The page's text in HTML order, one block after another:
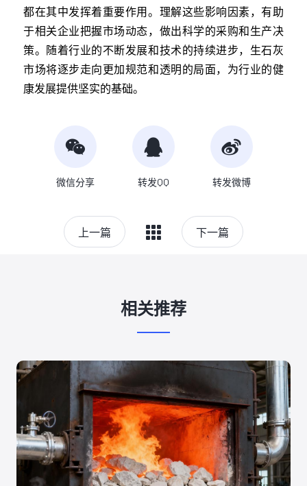
都在其中发挥着重要作用。理解这些影响因素，有助
于相关企业把握市场动态，做出科学的采购和生产决
策。随着行业的不断发展和技术的持续进步，生石灰
市场将逐步走向更加规范和透明的局面，为行业的健
康发展提供坚实的基础。
微信分享 转发QQ 转发微博
上一篇 下一篇
相关推荐